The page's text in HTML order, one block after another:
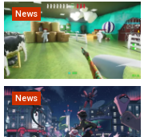
News
News